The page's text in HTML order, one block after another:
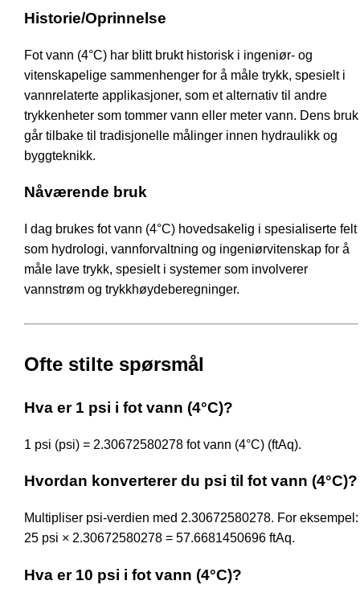
Historie/Oprinnelse
Fot vann (4°C) har blitt brukt historisk i ingeniør- og
vitenskapelige sammenhenger for å måle trykk, spesielt i
vannrelaterte applikasjoner, som et alternativ til andre
trykkenheter som tommer vann eller meter vann. Dens bruk
går tilbake til tradisjonelle målinger innen hydraulikk og
byggteknikk.
Nåværende bruk
I dag brukes fot vann (4°C) hovedsakelig i spesialiserte felt
som hydrologi, vannforvaltning og ingeniørvitenskap for å
måle lave trykk, spesielt i systemer som involverer
vannstrøm og trykkhøydeberegninger.
Ofte stilte spørsmål
Hva er 1 psi i fot vann (4°C)?
1 psi (psi) = 2.30672580278 fot vann (4°C) (ftAq).
Hvordan konverterer du psi til fot vann (4°C)?
Multipliser psi-verdien med 2.30672580278. For eksempel:
25 psi × 2.30672580278 = 57.6681450696 ftAq.
Hva er 10 psi i fot vann (4°C)?